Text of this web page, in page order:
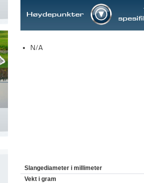
Høydepunkter
N/A
Slangediameter i millimeter
Vekt i gram